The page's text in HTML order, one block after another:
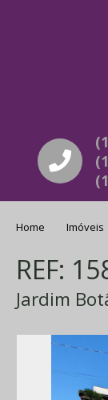
Home Imóveis
REF:
Jardim